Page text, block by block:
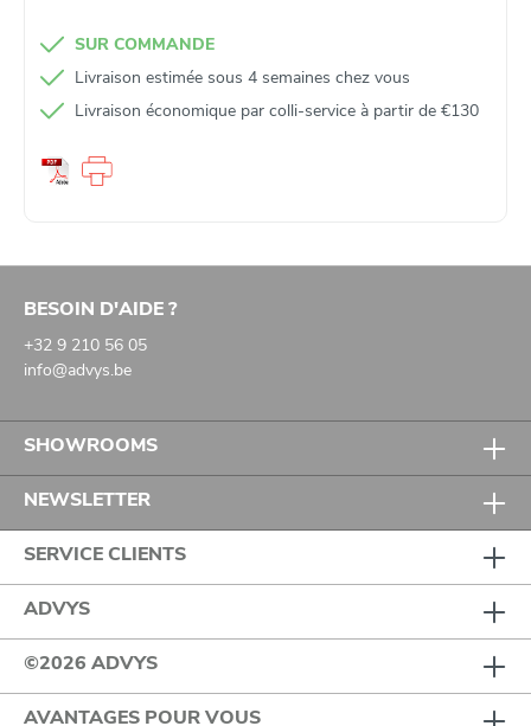
SUR COMMANDE
Livraison estimée sous 4 semaines chez vous
Livraison économique par colli‑service à partir de €130
BESOIN D'AIDE ?
+32 9 210 56 05
info@advys.be
SHOWROOMS
NEWSLETTER
SERVICE CLIENTS
ADVYS
©2026 ADVYS
AVANTAGES POUR VOUS